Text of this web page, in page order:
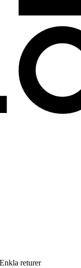
Enkla returer